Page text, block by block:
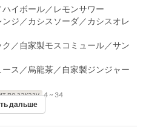
イボール／レモンサワー
ジ／カシスソーダ／カシスオレ
／自家製モスコミュール／サン
ス／烏龍茶／自家製ジンジャー
по заказу 4 ~ 34
дальше